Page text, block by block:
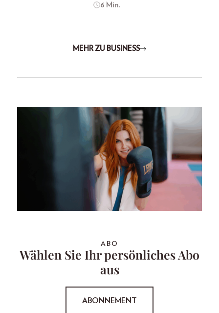
6 Min.
MEHR ZU BUSINESS
ABO
Wählen Sie Ihr persönliches Abo
aus
ABONNEMENT